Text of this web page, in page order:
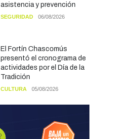
asistencia y prevención
SEGURIDAD 06/08/2026
El Fortín Chascomús
presentó el cronograma de
actividades por el Día de la
Tradición
CULTURA 05/08/2026
fue recibido por Javier
Gastón tras su